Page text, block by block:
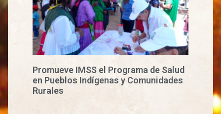
Promueve IMSS el Programa de Salud
en Pueblos Indígenas y Comunidades
Rurales